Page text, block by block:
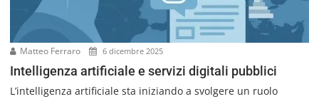
Matteo Ferraro 6 dicembre 2025
Intelligenza artificiale e servizi digitali pubblici
L’intelligenza artificiale sta iniziando a svolgere un ruolo